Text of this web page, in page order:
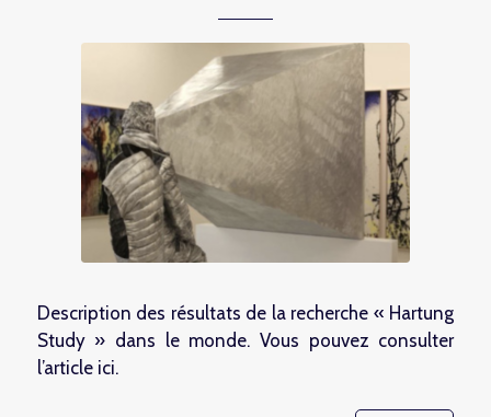
Description des résultats de la recherche « Hartung
Study » dans le monde. Vous pouvez consulter
l’article ici.